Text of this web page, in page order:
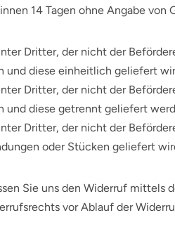
14 Tagen ohne Angabe
Dritter, der nicht der
diese einheitlich geliefert
Dritter, der nicht der
und diese getrennt geliefert
Dritter, der nicht der
oder Stücken geliefert
Sie uns den Widerruf mittels
vor Ablauf der